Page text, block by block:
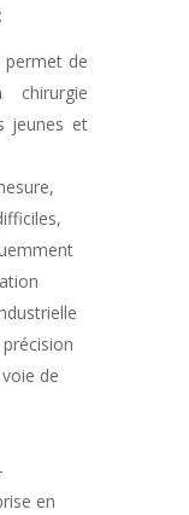
permet de
jeunes et
de
en